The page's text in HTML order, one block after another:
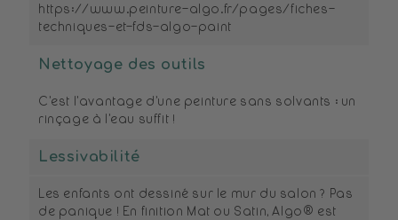
https://www.peinture-algo.fr/pages/fiches-
techniques-et-fds-algo-paint
Nettoyage des outils
C’est l’avantage d’une peinture sans solvants : un
rinçage à l’eau suffit !
Lessivabilité
Les enfants ont dessiné sur le mur du salon ? Pas
de panique ! En finition Mat ou Satin, Algo® est